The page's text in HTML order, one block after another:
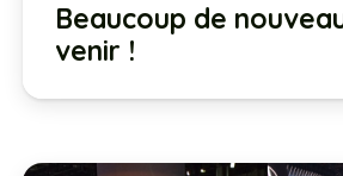
Beaucoup de
venir !